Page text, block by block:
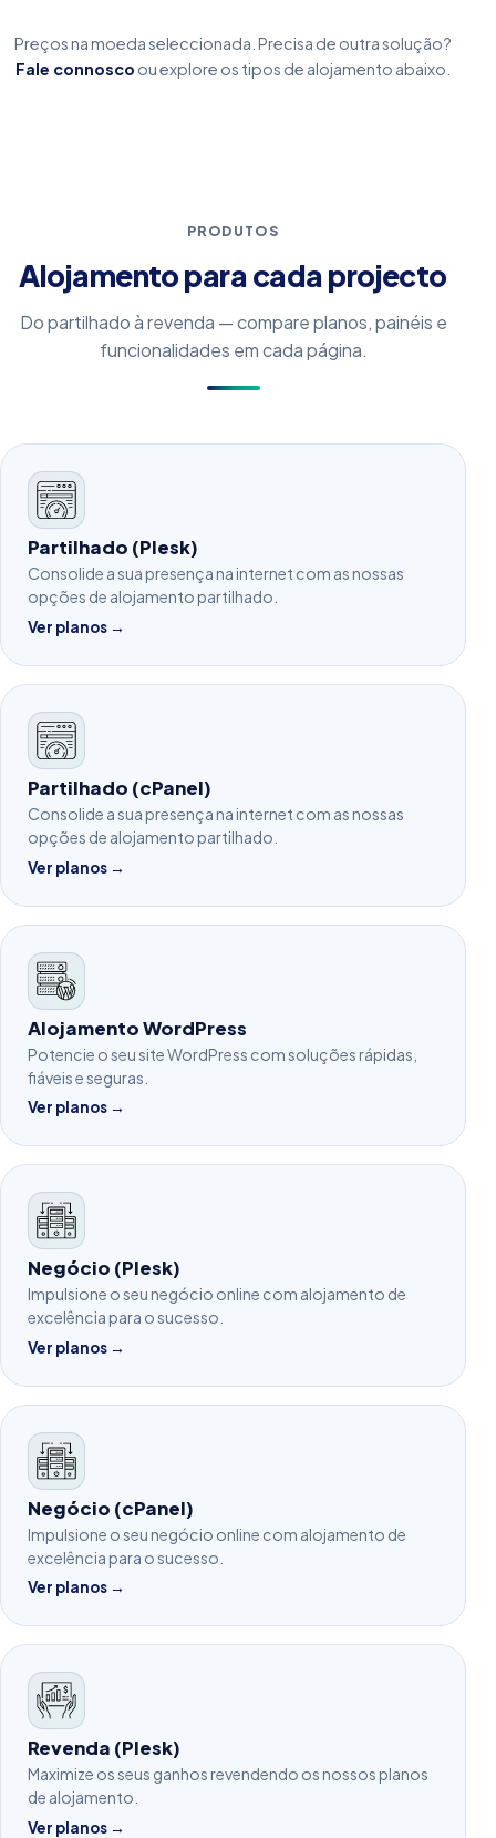
Preços na moeda seleccionada. Precisa de outra solução?
Fale connosco ou explore os tipos de alojamento abaixo.
PRODUTOS
Alojamento para cada projecto
Do partilhado à revenda — compare planos, painéis e
funcionalidades em cada página.
Partilhado (Plesk)
Consolide a sua presença na internet com as nossas
opções de alojamento partilhado.
Ver planos →
Partilhado (cPanel)
Consolide a sua presença na internet com as nossas
opções de alojamento partilhado.
Ver planos →
Alojamento WordPress
Potencie o seu site WordPress com soluções rápidas,
fiáveis e seguras.
Ver planos →
Negócio (Plesk)
Impulsione o seu negócio online com alojamento de
excelência para o sucesso.
Ver planos →
Negócio (cPanel)
Impulsione o seu negócio online com alojamento de
excelência para o sucesso.
Ver planos →
Revenda (Plesk)
Maximize os seus ganhos revendendo os nossos planos
de alojamento.
Ver planos →